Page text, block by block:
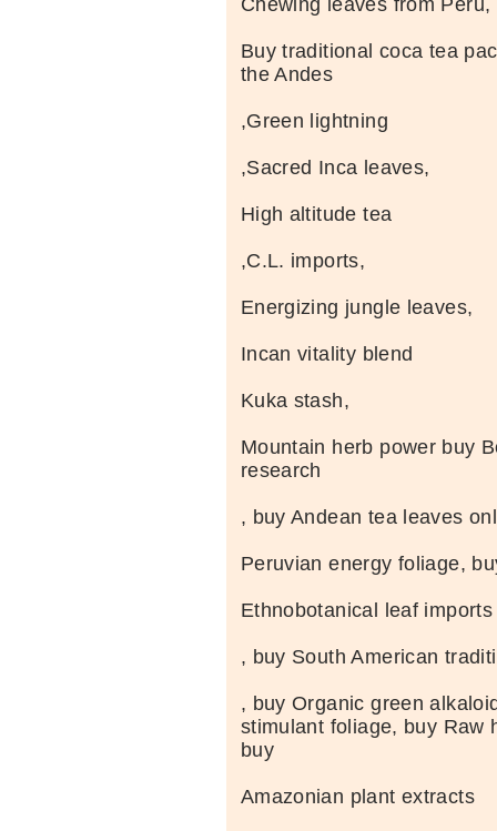
Chewing leaves from Peru,
Buy traditional coca tea
the Andes
,Green lightning
,Sacred Inca leaves,
High altitude tea
,C.L. imports,
Energizing jungle leaves,
Incan vitality blend
Kuka stash,
Mountain herb power buy
research
, buy Andean tea leaves
Peruvian energy foliage,
Ethnobotanical leaf imports
, buy South American
, buy Organic green
stimulant foliage, buy Raw
buy
Amazonian plant extracts